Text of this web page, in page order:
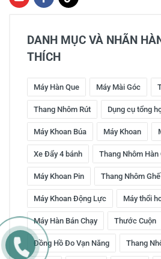
DANH MỤC VÀ NHÃN
THÍCH
Máy Hàn Que Máy Mài Góc
Thang Nhôm Rút Dụng cụ tổng
Máy Khoan Búa Máy Khoan
Xe Đẩy 4 bánh Thang Nhôm Hàn
Máy Khoan Pin Thang Nhôm Ghế
Máy Khoan Động Lực Máy thổi
Máy Hàn Bán Chạy Thước Cuộn
Đồng Hồ Đo Vạn Năng Thang